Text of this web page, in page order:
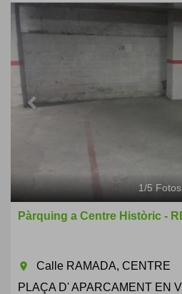
1/5Fotos
Pàrquing a Centre Històric -
room
Calle RAMADA, CENTRE
PLAÇA D' APARCAMENT EN